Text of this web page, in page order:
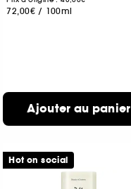
72,00€ / 100ml
Ajouter au panier
Hot on social